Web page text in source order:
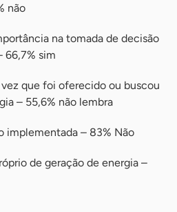
não
na tomada de decisão
66,7% sim
que foi oferecido ou buscou
– 55,6% não lembra
– 83% Não
de geração de energia –